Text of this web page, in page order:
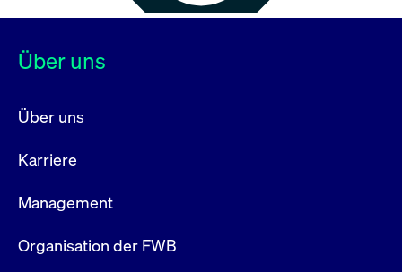
Über uns
Über uns
Karriere
Management
Organisation der FWB